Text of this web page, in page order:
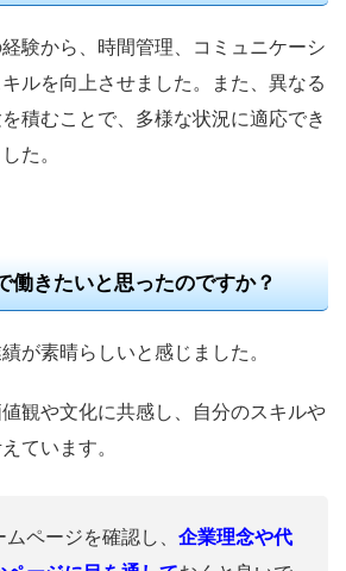
験から、時間管理、コミュニケーシ
ルを向上させました。また、異なる
積むことで、多様な状況に適応でき
た。
働きたいと思ったのですか？
が素晴らしいと感じました。
観や文化に共感し、自分のスキルや
ています。
ページを確認し、 企業理念や代